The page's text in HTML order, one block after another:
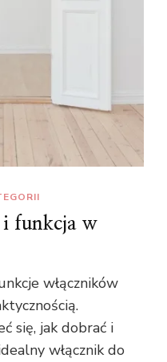
i funkcja w
włączników
się, jak dobrać i
włącznik do